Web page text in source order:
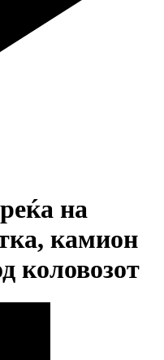
на
камион
коловозот